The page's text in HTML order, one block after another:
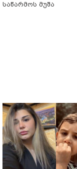
საწარმოს მუშა